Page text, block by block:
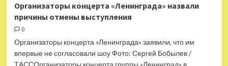
назвал
алкоголиком
России
звезду
Организаторы концерта «Ленинграда» назвали
причины отмены выступления
0
Организаторы концерта «Ленинграда» заявили, что им
впервые не согласовали шоу Фото: Сергей Бобылев /
ТАССОрганизаторы концерта группы «Ленинград» в